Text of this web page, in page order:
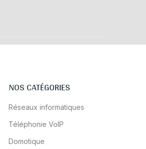
NOS CATÉGORIES
Réseaux informatiques
Téléphonie VoIP
Domotique